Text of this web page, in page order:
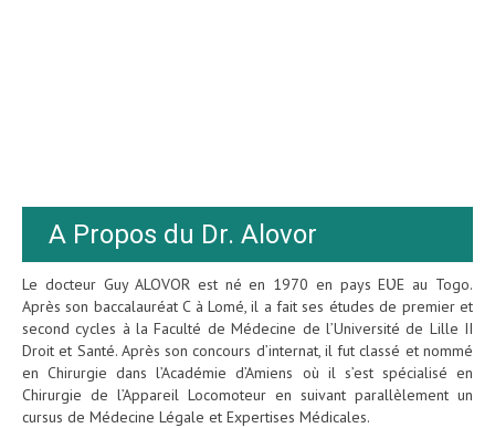
A Propos du Dr. Alovor
Le docteur Guy ALOVOR est né en 1970 en pays EƲE au Togo.
Après son baccalauréat C à Lomé, il a fait ses études de premier et
second cycles à la Faculté de Médecine de l’Université de Lille II
Droit et Santé. Après son concours d’internat, il fut classé et nommé
en Chirurgie dans l’Académie d’Amiens où il s’est spécialisé en
Chirurgie de l’Appareil Locomoteur en suivant parallèlement un
cursus de Médecine Légale et Expertises Médicales.